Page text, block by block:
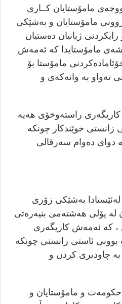
مامۆستایان کــاری
مامۆستایان و بەشێکی
ژیانیان دەستیان
مامۆستایدا کە ئەمەش
مامۆستا بۆ
تەواو بە وانەکەی و
راستەوخۆی هەیە
خوێندکار چونکە
دوای دەوام سەرقالی
بەشێکی زۆری
لە پۆلی هەشتەمی بنیەرەتی
، کە ئەمەش کاریگەری
ئاستی زانستی چونکە
چاودیری کردن و
حکومەت و مامۆستایان و